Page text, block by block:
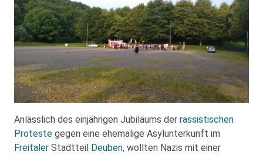
Anlässlich des einjährigen Jubiläums der rassistischen
Proteste gegen eine ehemalige Asylunterkunft im
Freitaler Stadtteil Deuben, wollten Nazis mit einer